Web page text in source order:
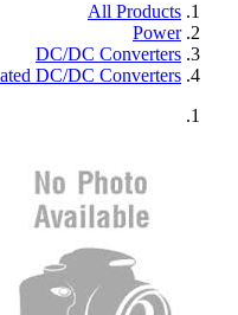
All Products
Power
DC/DC Converters
DC/DC Converters